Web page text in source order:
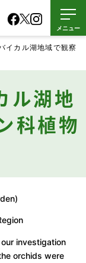
メニュー
カル湖地域で観察
湖地
科植物
investigation
orchids were